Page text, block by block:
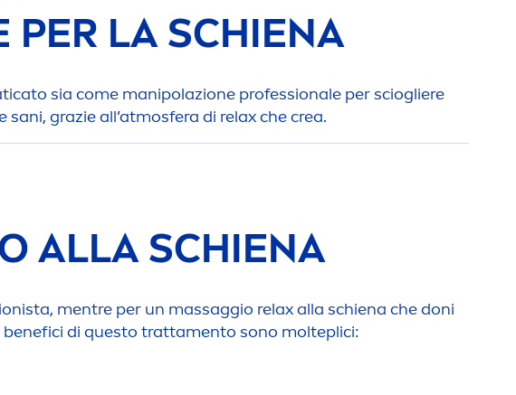
PER LA SCHIENA
sia come manipolazione professionale per sciogliere
sani, grazie all’atmosfera di relax che crea.
ALLA SCHIENA
mentre per un massaggio relax alla schiena che doni
benefici di questo trattamento sono molteplici: